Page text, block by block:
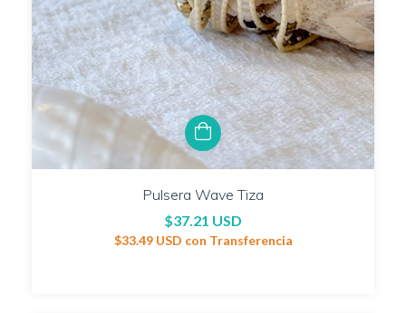
Pulsera Wave Tiza
$37.21 USD
$33.49 USD con Transferencia